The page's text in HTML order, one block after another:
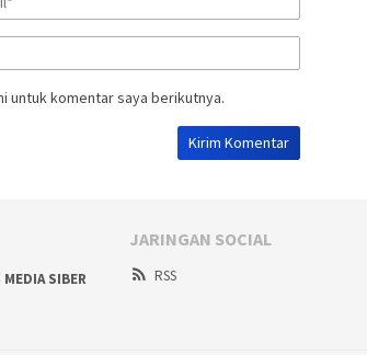
untuk komentar saya berikutnya.
SIBER
JARINGAN SOCIAL
RSS